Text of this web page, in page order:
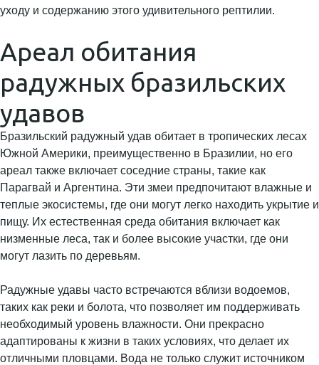
уходу и содержанию этого удивительного рептилии.
Ареал обитания
радужных бразильских
удавов
Бразильский радужный удав обитает в тропических лесах
Южной Америки, преимущественно в Бразилии, но его
ареал также включает соседние страны, такие как
Парагвай и Аргентина. Эти змеи предпочитают влажные и
теплые экосистемы, где они могут легко находить укрытие и
пищу. Их естественная среда обитания включает как
низменные леса, так и более высокие участки, где они
могут лазить по деревьям.
Радужные удавы часто встречаются вблизи водоемов,
таких как реки и болота, что позволяет им поддерживать
необходимый уровень влажности. Они прекрасно
адаптированы к жизни в таких условиях, что делает их
отличными пловцами. Вода не только служит источником